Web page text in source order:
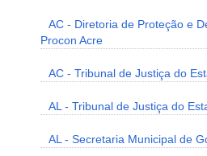
AC - Diretoria de Proteção e
Procon Acre
AC - Tribunal de Justiça do
AL - Tribunal de Justiça do
AL - Secretaria Municipal de